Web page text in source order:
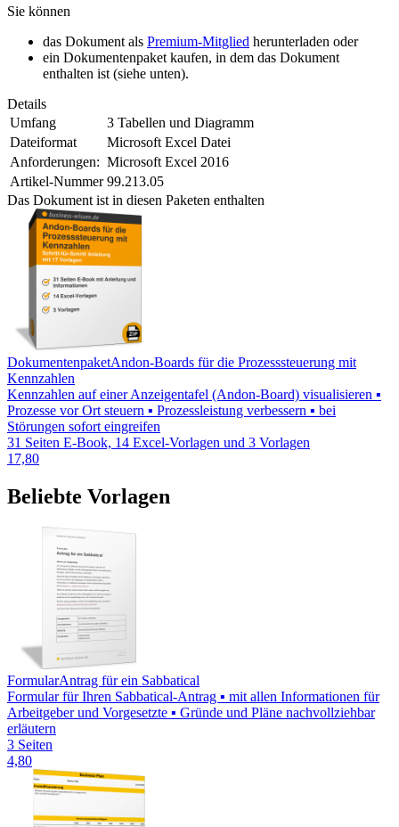
Sie können
das Dokument als Premium-Mitglied herunterladen oder
ein Dokumentenpaket kaufen, in dem das Dokument
enthalten ist (siehe unten).
Details
Umfang
3 Tabellen und Diagramm
Dateiformat
Microsoft Excel Datei
Anforderungen: Microsoft Excel 2016
Artikel-Nummer 99.213.05
Das Dokument ist in diesen Paketen enthalten
DokumentenpaketAndon-Boards für die Prozesssteuerung mit
Kennzahlen
Kennzahlen auf einer Anzeigentafel (Andon-Board) visualisieren ▪
Prozesse vor Ort steuern ▪ Prozessleistung verbessern ▪ bei
Störungen sofort eingreifen
31 Seiten E-Book, 14 Excel-Vorlagen und 3 Vorlagen
17,80
Beliebte Vorlagen
FormularAntrag für ein Sabbatical
Formular für Ihren Sabbatical-Antrag ▪ mit allen Informationen für
Arbeitgeber und Vorgesetzte ▪ Gründe und Pläne nachvollziehbar
erläutern
3 Seiten
4,80